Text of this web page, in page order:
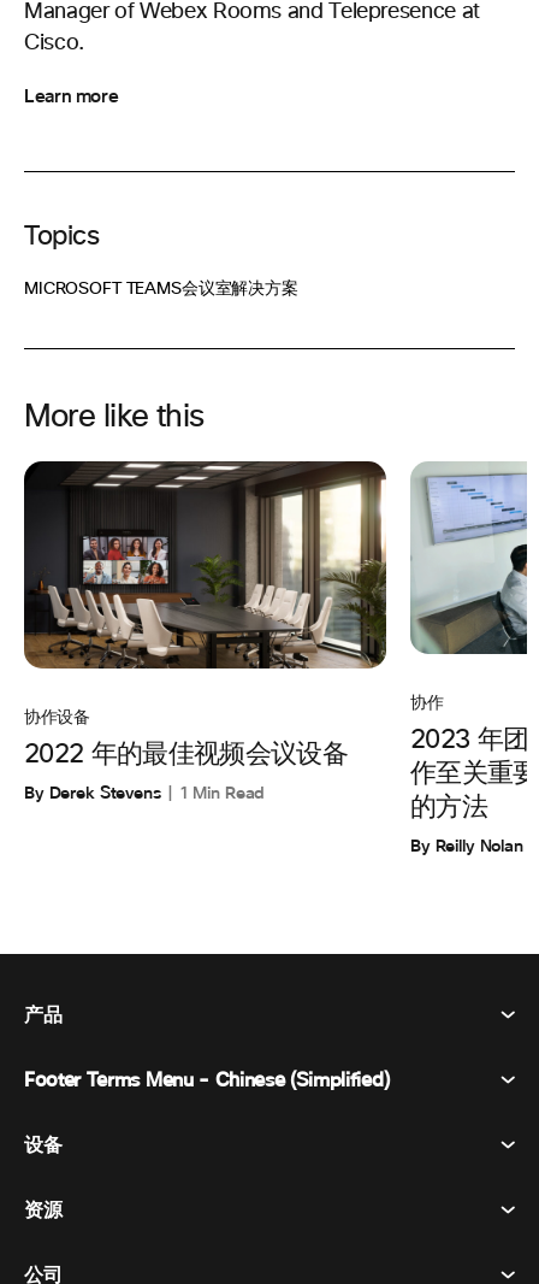
Manager of Webex Rooms and Telepresence at
Cisco.
Learn more
Topics
MICROSOFT TEAMS会议室解决方案
More like this
协作设备
2022 年的最佳视频会议设备
By Derek Stevens 1 Min Read
协作
2023 年团
作至关重
的方法
By Reilly Nolan
产品
Webex Suite
消息传递
活动
Footer Terms Menu - Chinese (Simplified)
条款和条件
设备
房间设备
资源
价格
公司